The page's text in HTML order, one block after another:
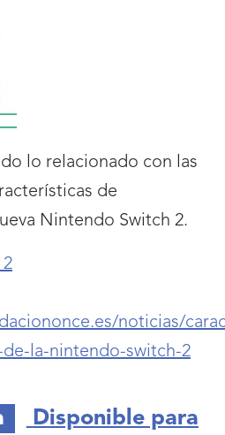
lo relacionado con las
de
Nintendo Switch 2.
nueva
ventana)
noticias/
la-nintendo-switch-2
Disponible para